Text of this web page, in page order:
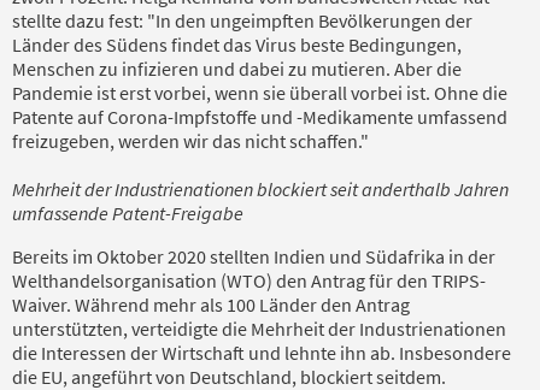
stellte dazu fest: "In den ungeimpften Bevölkerungen der
Länder des Südens findet das Virus beste Bedingungen,
Menschen zu infizieren und dabei zu mutieren. Aber die
Pandemie ist erst vorbei, wenn sie überall vorbei ist. Ohne die
Patente auf Corona-Impfstoffe und -Medikamente umfassend
freizugeben, werden wir das nicht schaffen."
Mehrheit der Industrienationen blockiert seit anderthalb Jahren
umfassende Patent-Freigabe
Bereits im Oktober 2020 stellten Indien und Südafrika in der
Welthandelsorganisation (WTO) den Antrag für den TRIPS-
Waiver. Während mehr als 100 Länder den Antrag
unterstützten, verteidigte die Mehrheit der Industrienationen
die Interessen der Wirtschaft und lehnte ihn ab. Insbesondere
die EU, angeführt von Deutschland, blockiert seitdem.